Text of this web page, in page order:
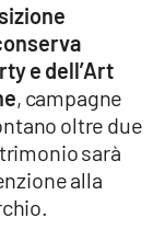
e dell’Art
, campagne
oltre due
sarà
alla